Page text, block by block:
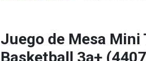
Juego de Mesa Mini
Basketball 3a+